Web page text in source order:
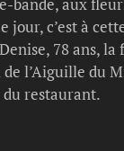
jour, c’est à
78 ans,
l’Aiguille du
restaurant.